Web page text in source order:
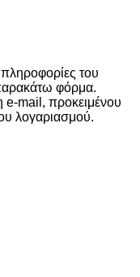
του
φόρμα.
e-mail, προκειμένου
λογαριασμού.